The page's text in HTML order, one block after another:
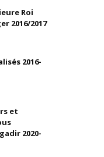
Roi
2016/2017
2016-
et
2020-